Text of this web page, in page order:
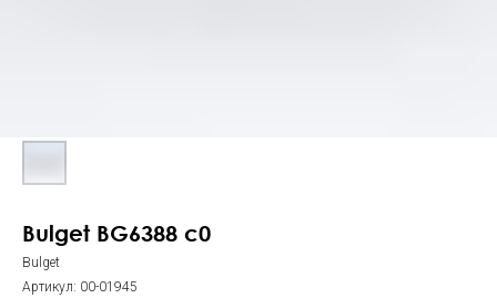
Bulget BG6388 c0
Bulget
Артикул: 00-01945